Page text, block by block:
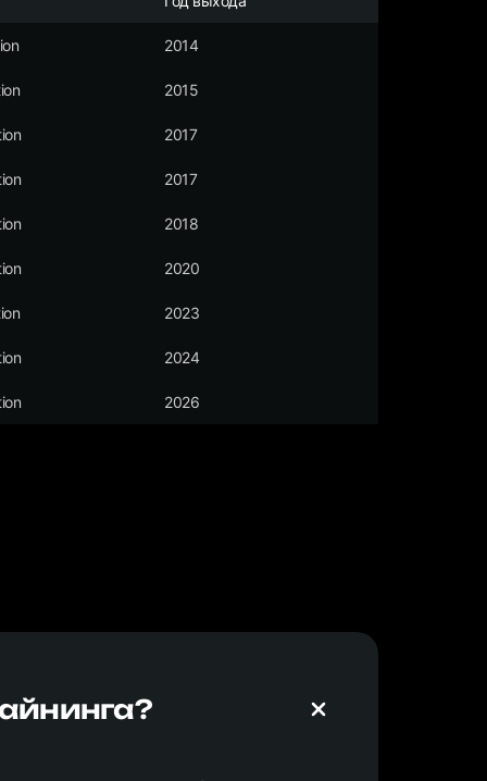
2014
2015
2017
2017
2018
2020
2023
2024
2026